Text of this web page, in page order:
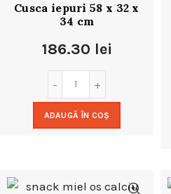
Cusca iepuri 58 x 32 x
34 cm
186.30 lei
ADAUGĂ ÎN COȘ